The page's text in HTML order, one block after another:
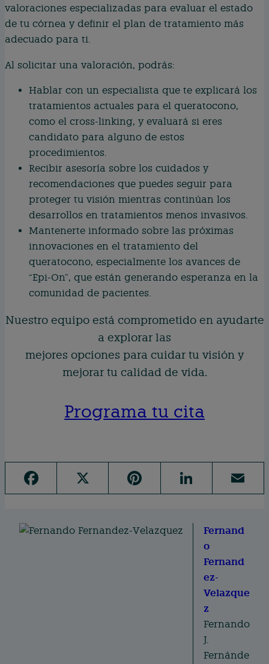
valoraciones especializadas para evaluar el estado
de tu córnea y definir el plan de tratamiento más
adecuado para ti.
Al solicitar una valoración, podrás:
Hablar con un especialista que te explicará los
tratamientos actuales para el queratocono,
como el cross-linking, y evaluará si eres
candidato para alguno de estos
procedimientos.
Recibir asesoría sobre los cuidados y
recomendaciones que puedes seguir para
proteger tu visión mientras continúan los
desarrollos en tratamientos menos invasivos.
Mantenerte informado sobre las próximas
innovaciones en el tratamiento del
queratocono, especialmente los avances de
“Epi-On”, que están generando esperanza en la
comunidad de pacientes.
Nuestro equipo está comprometido en ayudarte
a explorar las
mejores opciones para cuidar tu visión y
mejorar tu calidad de vida.
Programa tu cita
F
a
e
X
Pi
n
re
Li
n
e
E
m
l
Fernand
o
Fernand
ez-
Velazque
z
Fernando
J.
Fernánde